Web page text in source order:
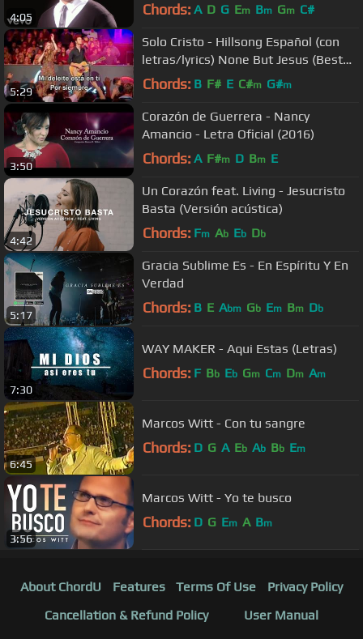
4:05 Chords: A D G Em Bm Gm C#
5:29
Solo Cristo - Hillsong Español (con
letras/lyrics) None But Jesus (Best
Worship Song)
Chords: B F# E C#m G#m
3:50
Corazón de Guerrera - Nancy
Amancio - Letra Oficial (2016)
Chords: A F#m D Bm E
4:42
Un Corazón feat. Living - Jesucristo
Basta (Versión acústica)
Chords: Fm Ab Eb Db
5:17
Gracia Sublime Es - En Espíritu Y En
Verdad
Chords: B E Abm Gb Em Bm Db
7:30
WAY MAKER - Aqui Estas (Letras)
Chords: F Bb Eb Gm Cm Dm Am
6:45
Marcos Witt - Con tu sangre
Chords: D G A Eb Ab Bb Em
3:56
Marcos Witt - Yo te busco
Chords: D G Em A Bm
About ChordU Features Terms Of Use
Privacy Policy
Cancellation & Refund Policy
User Manual